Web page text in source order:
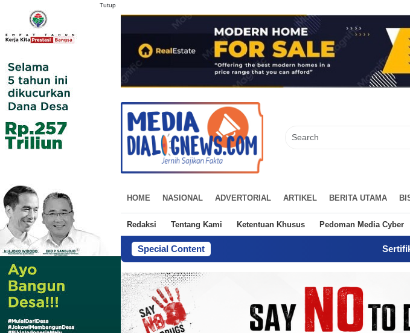
HOME NASIONAL ADVERTORIAL ARTIKEL BERITA UTAMA
Redaksi Tentang Kami Ketentuan Khusus Pedoman Media Cyber
Special Content Sertifikat Tanah
Tutup